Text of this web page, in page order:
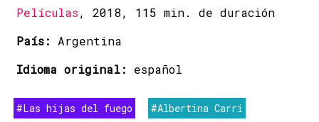
Películas, 2018, 115 min. de duración
País: Argentina
Idioma original: español
#Las hijas del fuego
#Albertina Carri